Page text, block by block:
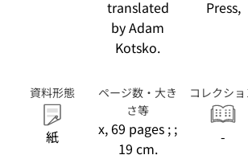
translated
by Adam
Kotsko.
Press,
資料形態
紙
ページ数・大き
さ等
x, 69 pages ; ;
19 cm.
コレクショ
-